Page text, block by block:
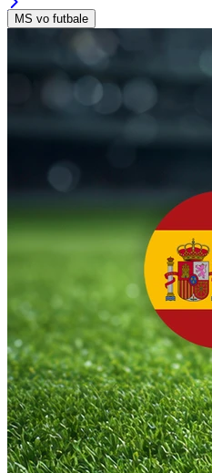
MS vo futbale